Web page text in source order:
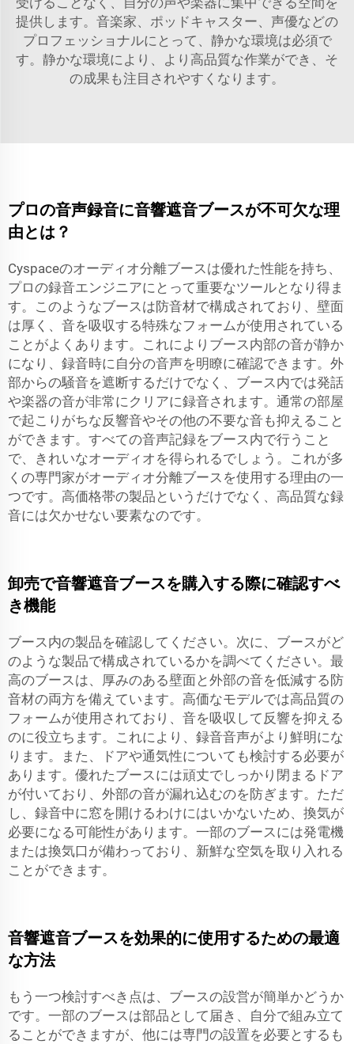
提供します。音楽家、ポッドキャスター、声優などの
プロフェッショナルにとって、静かな環境は必須で
す。静かな環境により、より高品質な作業ができ、そ
の成果も注目されやすくなります。
プロの音声録音に音響遮音ブースが不可欠な理
由とは？
Cyspaceのオーディオ分離ブースは優れた性能を持ち、
プロの録音エンジニアにとって重要なツールとなり得ま
す。このようなブースは防音材で構成されており、壁面
は厚く、音を吸収する特殊なフォームが使用されている
ことがよくあります。これによりブース内部の音が静か
になり、録音時に自分の音声を明瞭に確認できます。外
部からの騒音を遮断するだけでなく、ブース内では発話
や楽器の音が非常にクリアに録音されます。通常の部屋
で起こりがちな反響音やその他の不要な音も抑えること
ができます。すべての音声記録をブース内で行うこと
で、きれいなオーディオを得られるでしょう。これが多
くの専門家がオーディオ分離ブースを使用する理由の一
つです。高価格帯の製品というだけでなく、高品質な録
音には欠かせない要素なのです。
卸売で音響遮音ブースを購入する際に確認すべ
き機能
ブース内の製品を確認してください。次に、ブースがど
のような製品で構成されているかを調べてください。最
高のブースは、厚みのある壁面と外部の音を低減する防
音材の両方を備えています。高価なモデルでは高品質の
フォームが使用されており、音を吸収して反響を抑える
のに役立ちます。これにより、録音音声がより鮮明にな
ります。また、ドアや通気性についても検討する必要が
あります。優れたブースには頑丈でしっかり閉まるドア
が付いており、外部の音が漏れ込むのを防ぎます。ただ
し、録音中に窓を開けるわけにはいかないため、換気が
必要になる可能性があります。一部のブースには発電機
または換気口が備わっており、新鮮な空気を取り入れる
ことができます。
音響遮音ブースを効果的に使用するための最適
な方法
もう一つ検討すべき点は、ブースの設営が簡単かどうか
です。一部のブースは部品として届き、自分で組み立て
ることができますが、他には専門の設置を必要とするも